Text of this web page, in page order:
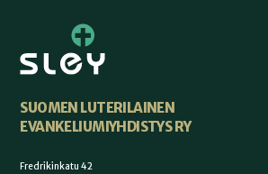
SUOMEN LUTERILAINEN
EVANKELIUMIYHDISTYS RY
Fredrikinkatu 42